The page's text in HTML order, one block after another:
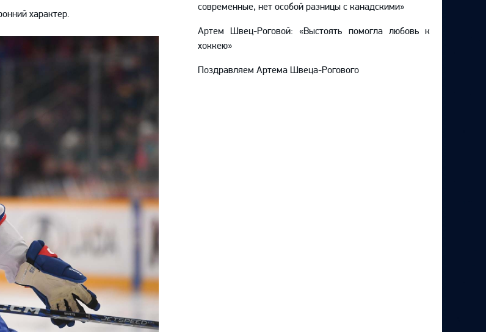
характер.
современные, нет особой разницы с канадскими»
Артем Швец-Роговой: «Выстоять помогла любовь к
хоккею»
Поздравляем Артема Швеца-Рогового